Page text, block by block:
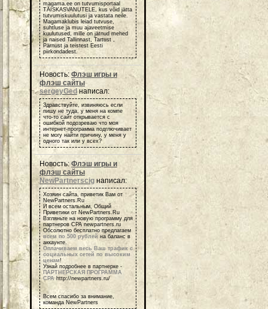
magama.ee on tutvumisportaal
TÄISKASVANUTELE, kus võid jätta
tutvumiskuulutusi ja vastata neile.
Magamaklubis leiad tutvuse,
suhtluse ja muu ajaveetmise
kuulutused, mille on jätnud mehed
ja naised Tallinnast, Tartust ,
Pärnust ja teistest Eesti
piirkondadest.
Новость: Флэш игры и
флэш сайты
sergeyGedнаписал:
Здравствуйте, извиняюсь если
пишу не туда, у меня на компе
что-то сайт открывается с
ошибкой подозреваю что моя
интернет-программа подглючивает
не могу найти причину, у меня у
одного так или у всех?
Новость: Флэш игры и
флэш сайты
NewPartnerscig написал:
Хозяин сайта, приветик Вам от
NewPartners.Ru
И всем остальным, Общий
Приветики от NewPartners.Ru
Взгляньте на новую программу для
партнеров СРА newpartners.ru
Обсолютно бесплатно предлагаем
всем по 500 рублей на баланс в
аккаунте.
Оплачиваем весь Ваш трафик с
социальных сетей по высоким
ценам!
Узнай подробнее в партнерке -
ПАРТНЕРСКАЯ ПРОГРАММА
СРАhttp://newpartners.ru/
Всем спасибо за внимание,
команда NewPartners